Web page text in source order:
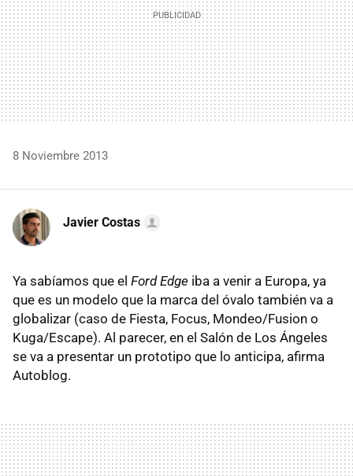
8 Noviembre 2013
Javier Costas
Ya sabíamos que el Ford Edge iba a venir a Europa, ya
que es un modelo que la marca del óvalo también va a
globalizar (caso de Fiesta, Focus, Mondeo/Fusion o
Kuga/Escape). Al parecer, en el Salón de Los Ángeles
se va a presentar un prototipo que lo anticipa, afirma
Autoblog.